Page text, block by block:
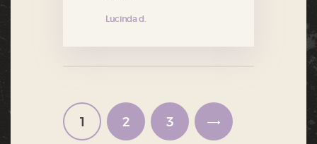
Lucinda d.
pagination
PAGE
1 PAGE
2 PAGE
3